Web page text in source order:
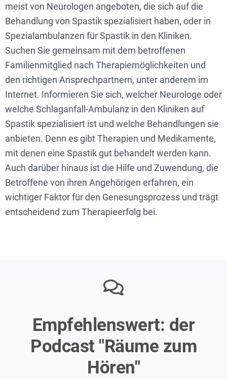
meist von Neurologen angeboten, die sich auf die
Behandlung von Spastik spezialisiert haben, oder in
Spezialambulanzen für Spastik in den Kliniken.
Suchen Sie gemeinsam mit dem betroffenen
Familienmitglied nach Therapiemöglichkeiten und
den richtigen Ansprechpartnern, unter anderem im
Internet. Informieren Sie sich, welcher Neurologe oder
welche Schlaganfall-Ambulanz in den Kliniken auf
Spastik spezialisiert ist und welche Behandlungen sie
anbieten. Denn es gibt Therapien und Medikamente,
mit denen eine Spastik gut behandelt werden kann.
Auch darüber hinaus ist die Hilfe und Zuwendung, die
Betroffene von ihren Angehörigen erfahren, ein
wichtiger Faktor für den Genesungsprozess und trägt
entscheidend zum Therapieerfolg bei.
Empfehlenswert: der
Podcast "Räume zum
Hören"